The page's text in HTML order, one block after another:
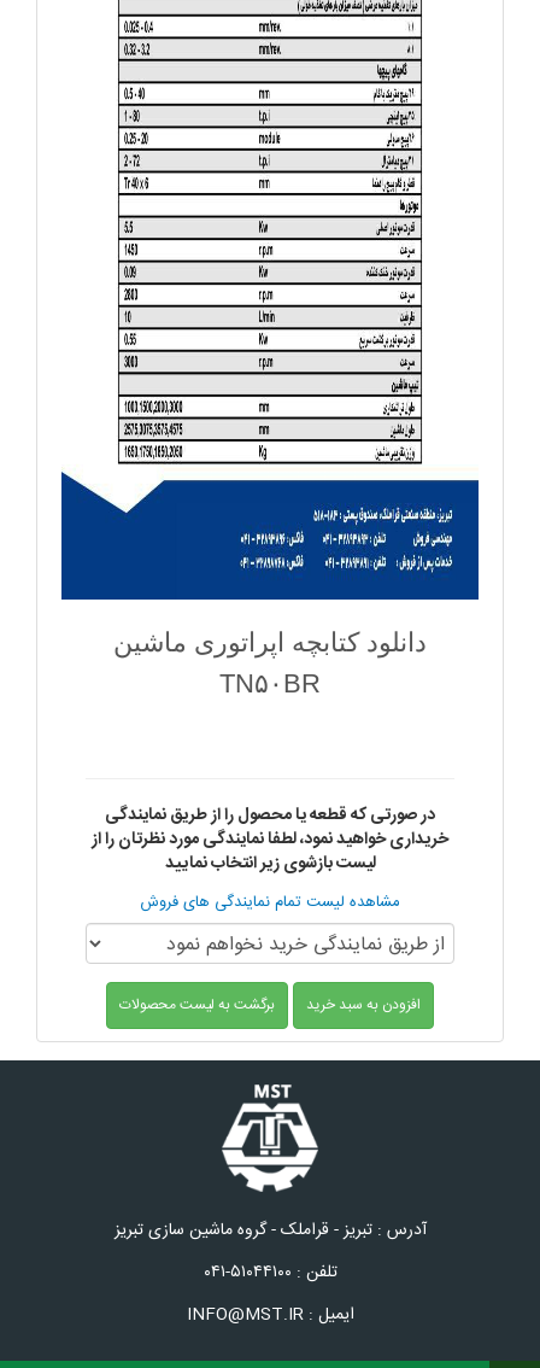
دانلود کتابچه اپراتوری ماشین
TN۵۰BR
در صورتی که قطعه یا محصول را از طریق نمایندگی
خریداری خواهید نمود، لطفا نمایندگی مورد نظرتان را از
لیست بازشوی زیر انتخاب نمایید
مشاهده لیست تمام نمایندگی های فروش
افزودن به سبد خرید برگشت به لیست محصولات
آدرس : تبریز - قراملک - گروه ماشین سازی تبریز
تلفن : ۵۱۰۴۴۱۰۰-۰۴۱
ایمیل : INFO@MST.IR